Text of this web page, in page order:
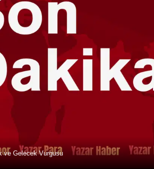
ve Gelecek Vurgusu